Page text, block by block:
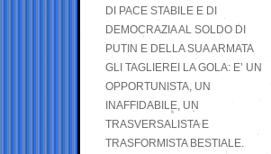
DI PACE STABILE E DI
DEMOCRAZIA AL SOLDO DI
PUTIN E DELLA SUA ARMATA
GLI TAGLIEREI LA GOLA: E’ UN
OPPORTUNISTA, UN
INAFFIDABILE, UN
TRASVERSALISTA E
TRASFORMISTA BESTIALE.